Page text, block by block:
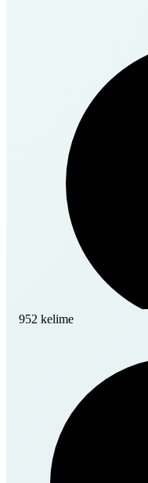
952 kelime